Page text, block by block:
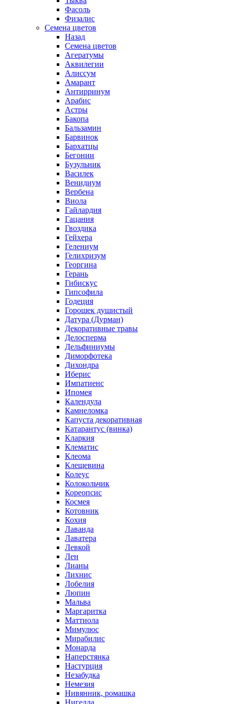
Фасоль
Физалис
Семена цветов
Назад
Семена цветов
Агератумы
Аквилегии
Алиссум
Амарант
Антирринум
Арабис
Астры
Бакопа
Бальзамин
Барвинок
Бархатцы
Бегонии
Бузульник
Василек
Венидиум
Вербена
Виола
Гайлардия
Гацания
Гвоздика
Гейхера
Гелениум
Гелихризум
Георгина
Герань
Гибискус
Гипсофила
Годеция
Горошек душистый
Датура (Дурман)
Декоративные травы
Делосперма
Дельфиниумы
Диморфотека
Дихондра
Иберис
Импатиенс
Ипомея
Календула
Камнеломка
Капуста декоративная
Катарантус (винка)
Кларкия
Клематис
Клеома
Клещевина
Колеус
Колокольчик
Кореопсис
Космея
Котовник
Кохия
Лаванда
Лаватера
Левкой
Лен
Лианы
Лихнис
Лобелия
Люпин
Мальва
Маргаритка
Маттиола
Мимулюс
Мирабилис
Монарда
Наперстянка
Настурция
Незабудка
Немезия
Нивянник, ромашка
Нигелла